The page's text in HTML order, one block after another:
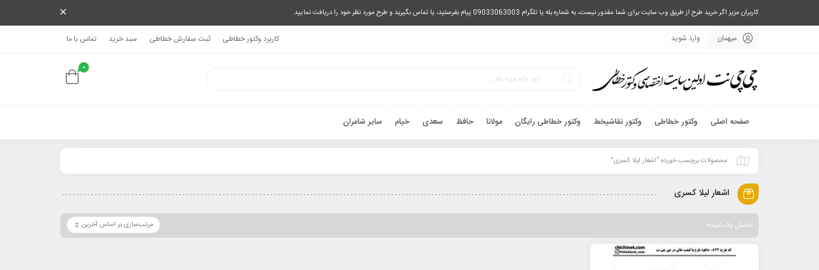
کاربران عزیز اگر خرید طرح از طریق وب سایت برای شما مقدور نیست، به شماره بله یا تلگرام 09033063003 پیام بفرستید، یا تماس بگیرید و طرح مورد نظر خود را دریافت نمایید.
میهمان وارد شوید کاربرد وکتور خطاطی ثبت سفارش خطاطی سبد خرید تماس با ما
0
صفحه اصلی وکتور خطاطی وکتور نقاشیخط وکتور خطاطی رایگان مولانا حافظ سعدی خیام سایر شاعران
محصولات برچسب خورده “اشعار لیلا کسری”
اشعار لیلا کسری
نمایش یک نتیجه